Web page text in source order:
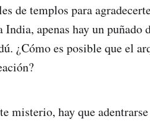
de templos para
apenas hay un
¿Cómo es posible que el
misterio, hay que